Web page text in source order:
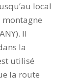
local
montagne
Il
la
utilisé
la route